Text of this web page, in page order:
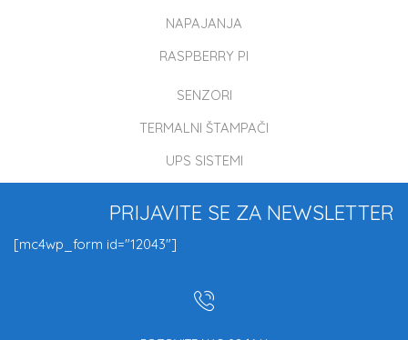
NAPAJANJA
RASPBERRY PI
SENZORI
TERMALNI ŠTAMPAČI
UPS SISTEMI
PRIJAVITE SE ZA NEWSLETTER
[mc4wp_form id="12043"]